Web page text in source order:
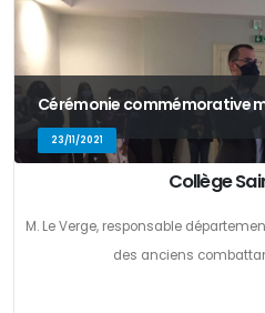
Cérémonie commémorative
23/11/2021
Collège
M. Le Verge, responsable
des anciens